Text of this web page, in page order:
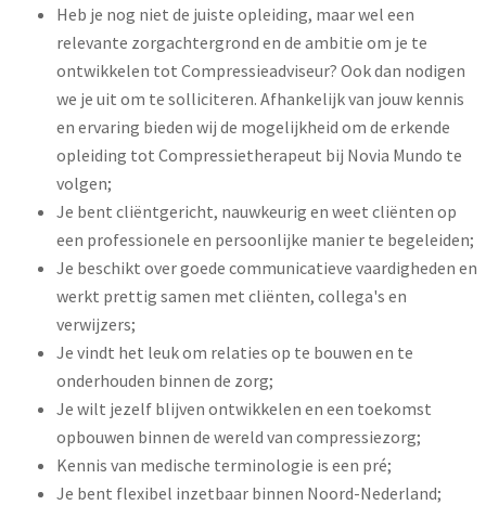
Heb je nog niet de juiste opleiding, maar wel een
relevante zorgachtergrond en de ambitie om je te
ontwikkelen tot Compressieadviseur? Ook dan nodigen
we je uit om te solliciteren. Afhankelijk van jouw kennis
en ervaring bieden wij de mogelijkheid om de erkende
opleiding tot Compressietherapeut bij Novia Mundo te
volgen;
Je bent cliëntgericht, nauwkeurig en weet cliënten op
een professionele en persoonlijke manier te begeleiden;
Je beschikt over goede communicatieve vaardigheden en
werkt prettig samen met cliënten, collega's en
verwijzers;
Je vindt het leuk om relaties op te bouwen en te
onderhouden binnen de zorg;
Je wilt jezelf blijven ontwikkelen en een toekomst
opbouwen binnen de wereld van compressiezorg;
Kennis van medische terminologie is een pré;
Je bent flexibel inzetbaar binnen Noord-Nederland;